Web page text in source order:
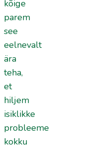
kõige
parem
see
eelnevalt
ära
teha,
et
hiljem
isiklikke
probleeme
kokku